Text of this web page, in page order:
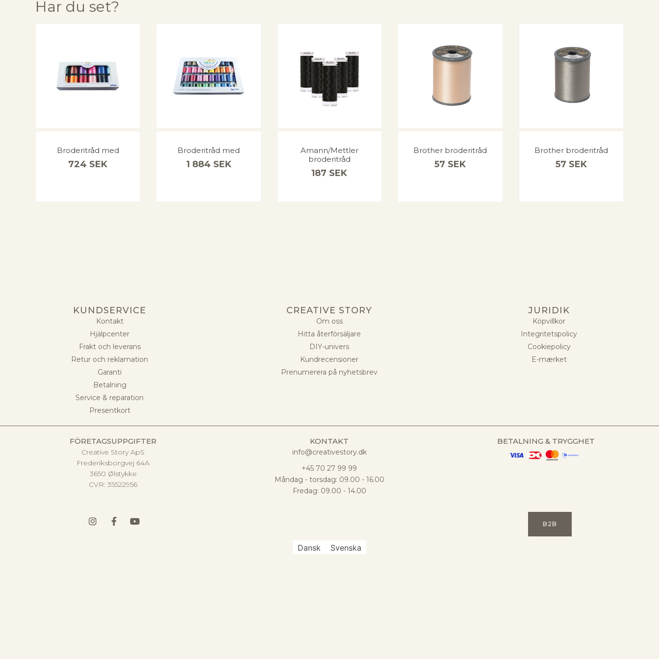
Har du set?
Broderitråd med
724 SEK
Broderitråd med
1 884 SEK
Amann/Mettler
broderitråd
187 SEK
Brother broderitråd
57 SEK
Brother broderitråd
57 SEK
KUNDSERVICE
Kontakt
Hjälpcenter
Frakt och leverans
Retur och reklamation
Garanti
Betalning
Service & reparation
Presentkort
CREATIVE STORY
Om oss
Hitta återförsäljare
DIY-univers
Kundrecensioner
Prenumerera på nyhetsbrev
JURIDIK
Köpvillkor
Integritetspolicy
Cookiepolicy
E-mærket
FÖRETAGSUPPGIFTER
Creative Story ApS
Frederiksborgvej 64A
3650 Ølstykke
CVR: 35522956
KONTAKT
info@creativestory.dk
+45 70 27 99 99
Måndag - torsdag: 09.00 - 16.00
Fredag: 09.00 - 14.00
BETALNING & TRYGGHET
B2B
Dansk Svenska